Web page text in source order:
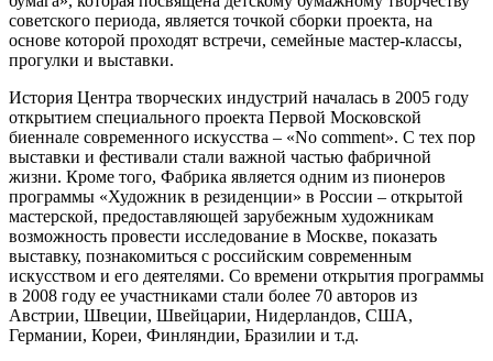
советского периода, является точкой сборки проекта, на
основе которой проходят встречи, семейные мастер-классы,
прогулки и выставки.
История Центра творческих индустрий началась в 2005 году
открытием специального проекта Первой Московской
биеннале современного искусства – «No comment». С тех пор
выставки и фестивали стали важной частью фабричной
жизни. Кроме того, Фабрика является одним из пионеров
программы «Художник в резиденции» в России – открытой
мастерской, предоставляющей зарубежным художникам
возможность провести исследование в Москве, показать
выставку, познакомиться с российским современным
искусством и его деятелями. Со времени открытия программы
в 2008 году ее участниками стали более 70 авторов из
Австрии, Швеции, Швейцарии, Нидерландов, США,
Германии, Кореи, Финляндии, Бразилии и т.д.